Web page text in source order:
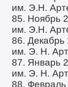
им. Э.Н.
85. Ноябрь
им. Э.Н.
86.
им. Э. Н.
87. Январь
им. Э. Н.
88.